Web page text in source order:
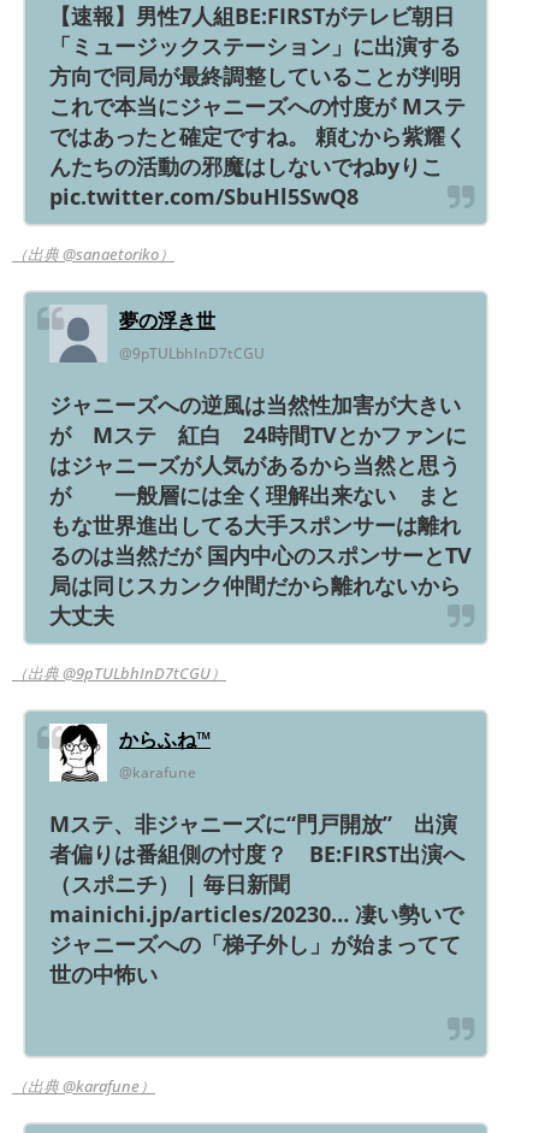
【速報】男性7人組BE:FIRSTがテレビ朝日
「ミュージックステーション」に出演する
方向で同局が最終調整していることが判明
これで本当にジャニーズへの忖度が Mステ
ではあったと確定ですね。 頼むから紫耀く
んたちの活動の邪魔はしないでねbyりこ
pic.twitter.com/SbuHl5SwQ8
（出典 @sanaetoriko）
夢の浮き世
@9pTULbhInD7tCGU
ジャニーズへの逆風は当然性加害が大きい
が Mステ 紅白 24時間TVとかファンに
はジャニーズが人気があるから当然と思う
が 一般層には全く理解出来ない まと
もな世界進出してる大手スポンサーは離れ
るのは当然だが 国内中心のスポンサーとTV
局は同じスカンク仲間だから離れないから
大丈夫
（出典 @9pTULbhInD7tCGU）
からふね™
@karafune
Mステ、非ジャニーズに“門戸開放” 出演
者偏りは番組側の忖度？ BE:FIRST出演へ
（スポニチ） | 毎日新聞
mainichi.jp/articles/20230… 凄い勢いで
ジャニーズへの「梯子外し」が始まってて
世の中怖い
（出典 @karafune）